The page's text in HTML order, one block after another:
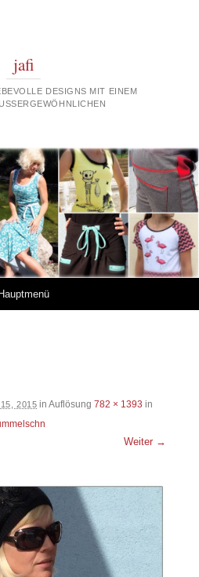
jafi
DESIGNS MIT EINEM
2015 in Auflösung782 × 1393 in
Weiter →